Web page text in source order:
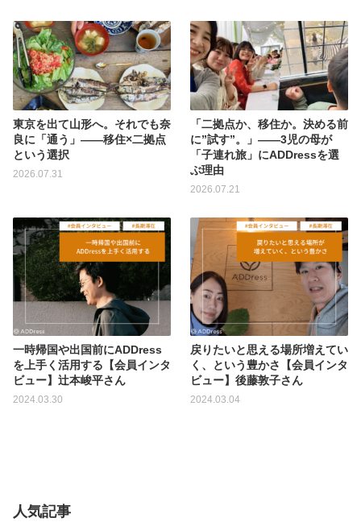
東京を出て山形へ。それでも奈
良に「通う」——移住×二拠点
という選択
2026.07.31
「二拠点か、移住か。決める前
に”試す”。」——3児の母が
「子連れ旅」にADDressを選
ぶ理由
2026.07.21
一時帰国や出国前にADDress
を上手く活用する【会員インタ
ビュー】辻本峻平さん
2024.03.30
戻りたいと思える場所増えてい
く、という豊かさ【会員インタ
ビュー】後藤敦子さん
2024.03.04
人気記事